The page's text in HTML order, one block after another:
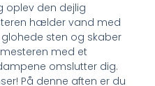
oplev den dejlig
hælder vand med
sten og skaber
med et
omslutter dig.
På denne aften er du